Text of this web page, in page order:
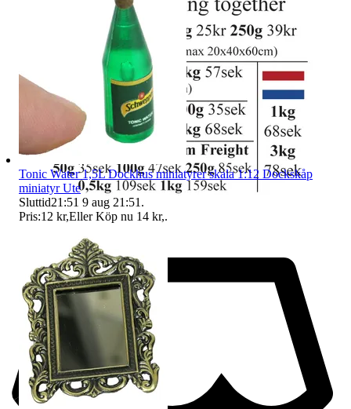
Tonic Water 1,5L Dockhus miniatyrer skala 1:12 Dockskåp
miniatyr Ute
Sluttid21:51 9 aug 21:51 .
Pris:12 kr,Eller Köp nu 14 kr,.